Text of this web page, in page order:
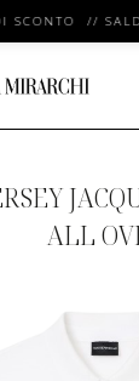
SCONTO //
ALL